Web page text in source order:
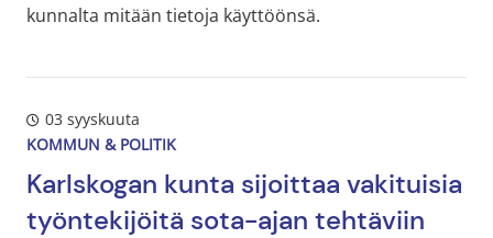
kunnalta mitään tietoja käyttöönsä.
03 syyskuuta
KOMMUN & POLITIK
Karlskogan kunta sijoittaa vakituisia
työntekijöitä sota-ajan tehtäviin